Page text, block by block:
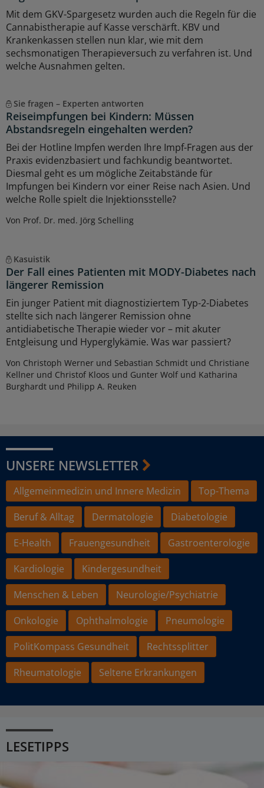
Mit dem GKV-Spargesetz wurden auch die Regeln für die
Cannabistherapie auf Kasse verschärft. KBV und
Krankenkassen stellen nun klar, wie mit dem
sechsmonatigen Therapieversuch zu verfahren ist. Und
welche Ausnahmen gelten.
Sie fragen – Experten antworten
Reiseimpfungen bei Kindern: Müssen
Abstandsregeln eingehalten werden?
Bei der Hotline Impfen werden Ihre Impf-Fragen aus der
Praxis evidenzbasiert und fachkundig beantwortet.
Diesmal geht es um mögliche Zeitabstände für
Impfungen bei Kindern vor einer Reise nach Asien. Und
welche Rolle spielt die Injektionsstelle?
Von Prof. Dr. med. Jörg Schelling
Kasuistik
Der Fall eines Patienten mit MODY-Diabetes nach
längerer Remission
Ein junger Patient mit diagnostiziertem Typ-2-Diabetes
stellte sich nach längerer Remission ohne
antidiabetische Therapie wieder vor – mit akuter
Entgleisung und Hyperglykämie. Was war passiert?
Von Christoph Werner und Sebastian Schmidt und Christiane
Kellner und Christof Kloos und Gunter Wolf und Katharina
Burghardt und Philipp A. Reuken
UNSERE NEWSLETTER
Allgemeinmedizin und Innere Medizin
Top-Thema
Beruf & Alltag
Dermatologie
Diabetologie
E-Health
Frauengesundheit
Gastroenterologie
Kardiologie
Kindergesundheit
Menschen & Leben
Neurologie/Psychiatrie
Onkologie
Ophthalmologie
Pneumologie
PolitKompass Gesundheit
Rechtssplitter
Rheumatologie
Seltene Erkrankungen
LESETIPPS